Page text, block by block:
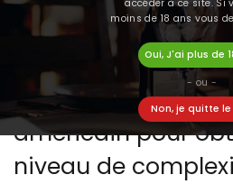
table de sélection.
élevé pendant 24
fûts de chêne
américain pour
niveau de
accéder à ce site. Si
moins de 18 ans vous
Oui, J'ai plus de
- ou -
Non, je quitte